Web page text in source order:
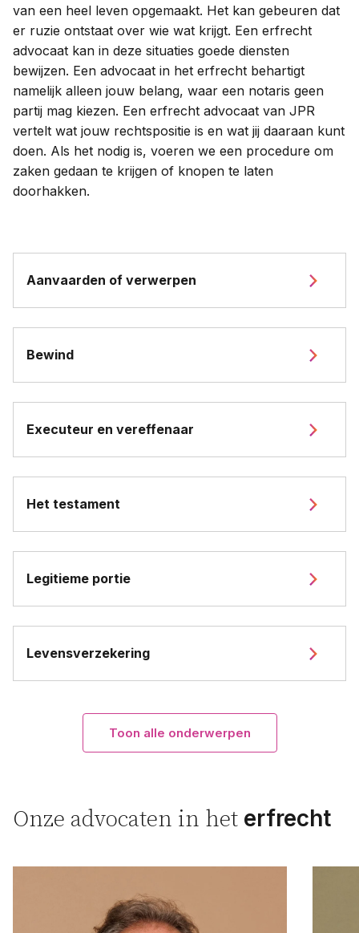
van een heel leven opgemaakt. Het kan gebeuren dat
er ruzie ontstaat over wie wat krijgt. Een erfrecht
advocaat kan in deze situaties goede diensten
bewijzen. Een advocaat in het erfrecht behartigt
namelijk alleen jouw belang, waar een notaris geen
partij mag kiezen. Een erfrecht advocaat van JPR
vertelt wat jouw rechtspositie is en wat jij daaraan kunt
doen. Als het nodig is, voeren we een procedure om
zaken gedaan te krijgen of knopen te laten
doorhakken.
Aanvaarden of verwerpen
Bewind
Executeur en vereffenaar
Het testament
Legitieme portie
Levensverzekering
Toon alle onderwerpen
Onze advocaten in het erfrecht